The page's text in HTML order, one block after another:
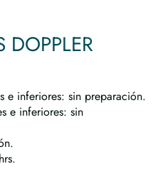
DOPPLER
e inferiores: sin preparación.
e inferiores: sin